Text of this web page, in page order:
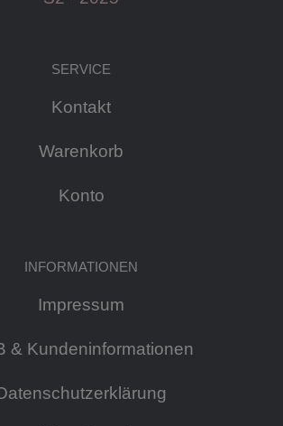
SERVICE
Kontakt
Warenkorb
Konto
INFORMATIONEN
Impressum
& Kundeninformationen